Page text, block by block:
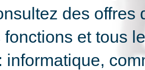
des offres
et tous
informatique,